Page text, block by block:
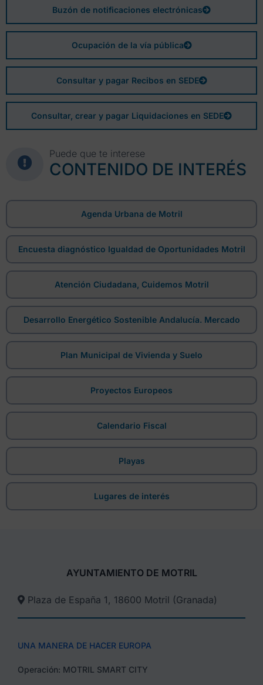
Buzón de notificaciones electrónicas
Ocupación de la vía pública
Consultar y pagar Recibos en SEDE
Consultar, crear y pagar Liquidaciones en SEDE
Puede que te interese
CONTENIDO DE INTERÉS
Agenda Urbana de Motril
Encuesta diagnóstico Igualdad de Oportunidades Motril
Atención Ciudadana, Cuidemos Motril
Desarrollo Energético Sostenible Andalucía. Mercado
Plan Municipal de Vivienda y Suelo
Proyectos Europeos
Calendario Fiscal
Playas
Lugares de interés
AYUNTAMIENTO DE MOTRIL
Plaza de España 1, 18600 Motril (Granada)​
UNA MANERA DE HACER EUROPA
Operación: MOTRIL SMART CITY